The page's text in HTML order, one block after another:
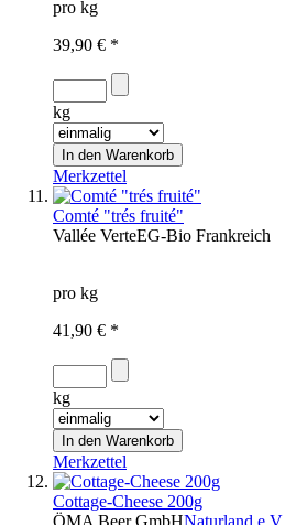
pro kg
39,90 € *
kg
Merkzettel
Comté "trés fruité"
Vallée VerteEG-Bio Frankreich
pro kg
41,90 € *
kg
Merkzettel
Cottage-Cheese 200g